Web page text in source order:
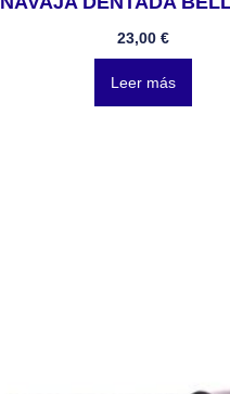
23,00 €
Leer más